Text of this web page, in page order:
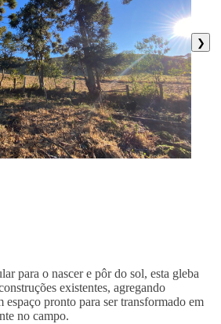
❯
para o nascer e pôr do sol, esta gleba
existentes, agregando
pronto para ser transformado em
no campo.